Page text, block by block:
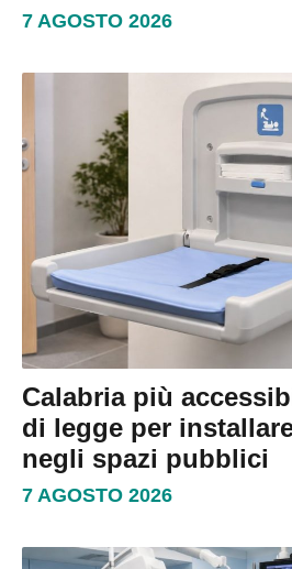
7 AGOSTO 2026
Calabria più
di legge per
negli spazi pubblici
7 AGOSTO 2026